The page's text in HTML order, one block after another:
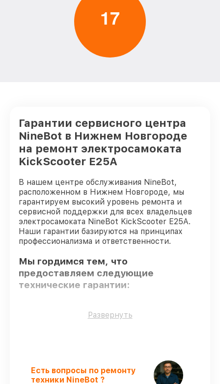
17
Гарантии сервисного центра
NineBot в Нижнем Новгороде
на ремонт электросамоката
KickScooter E25A
В нашем центре обслуживания NineBot,
расположенном в Нижнем Новгороде, мы
гарантируем высокий уровень ремонта и
сервисной поддержки для всех владельцев
электросамоката NineBot KickScooter E25A.
Наши гарантии базируются на принципах
профессионализма и ответственности.
Мы гордимся тем, что
предоставляем следующие
технические гарантии:
Только фирменные комплектующие
обучение и ежегодную аттестацию, что
подтверждает их уровень мастерства.
Точное соблюдение сроков
–
Развернуть
Есть вопросы по ремонту
техники NineBot ?